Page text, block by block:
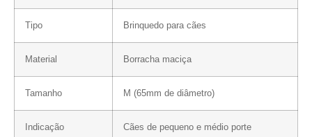
Tipo Brinquedo para cães
Material Borracha maciça
Tamanho M (65mm de diâmetro)
Indicação Cães de pequeno e médio porte